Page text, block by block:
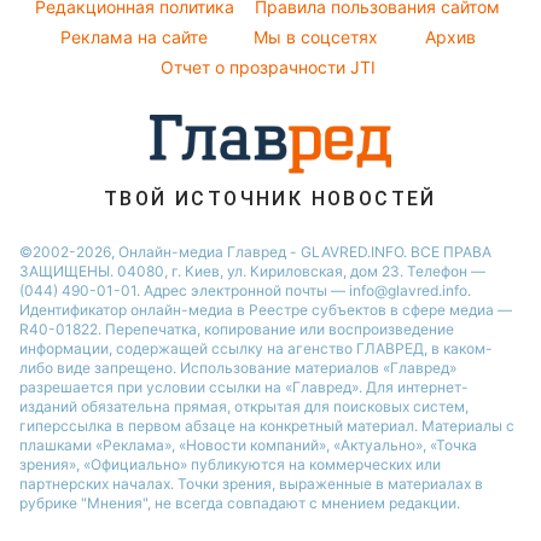
Максим Галкин
Настя Каменских
Пылевая буря
Редакционная политика
Правила пользования сайтом
Реклама на сайте
Мы в соцсетях
Архив
Отчет о прозрачности JTI
ТВОЙ ИСТОЧНИК НОВОСТЕЙ
©2002-2026, Онлайн-медиа Главред - GLAVRED.INFO. ВСЕ ПРАВА
ЗАЩИЩЕНЫ. 04080, г. Киев, ул. Кириловская, дом 23. Телефон —
(044) 490-01-01. Адрес электронной почты — info@glavred.info.
Идентификатор онлайн-медиа в Реестре cубъектов в сфере медиа —
R40-01822. Перепечатка, копирование или воспроизведение
информации, содержащей ссылку на агенство ГЛАВРЕД, в каком-
либо виде запрещено. Использование материалов «Главред»
разрешается при условии ссылки на «Главред». Для интернет-
изданий обязательна прямая, открытая для поисковых систем,
гиперссылка в первом абзаце на конкретный материал. Материалы с
плашками «Реклама», «Новости компаний», «Актуально», «Точка
зрения», «Официально» публикуются на коммерческих или
партнерских началах. Точки зрения, выраженные в материалах в
рубрике "Мнения", не всегда совпадают с мнением редакции.